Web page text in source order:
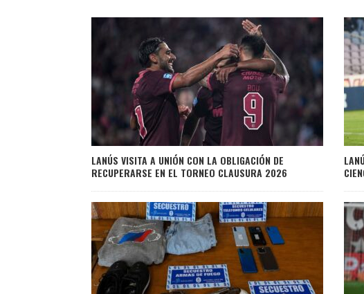
LANÚS VISITA A UNIÓN CON LA OBLIGACIÓN DE
RECUPERARSE EN EL TORNEO CLAUSURA 2026